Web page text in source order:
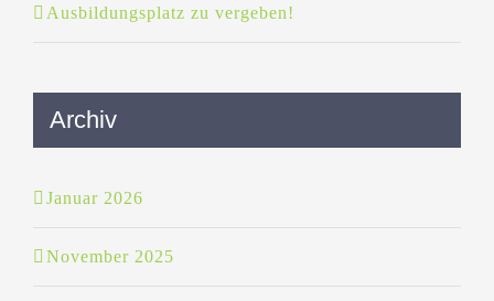
Ausbildungsplatz zu vergeben!
Archiv
Januar 2026
November 2025